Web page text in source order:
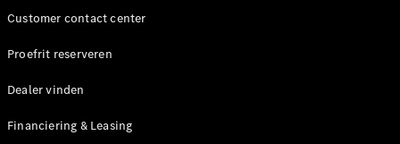
Customer contact center
Proefrit reserveren
Dealer vinden
Financiering & Leasing